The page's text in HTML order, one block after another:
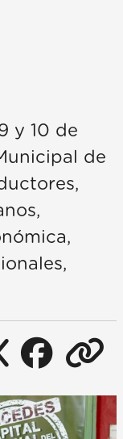
y 10 de
de